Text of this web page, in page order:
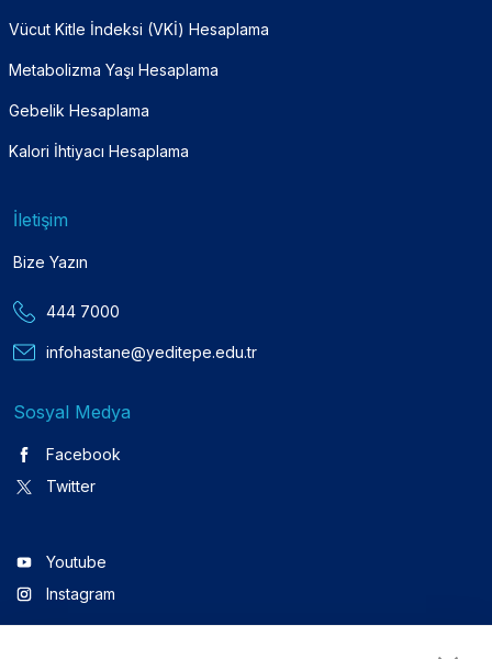
Vücut Kitle İndeksi (VKİ) Hesaplama
Metabolizma Yaşı Hesaplama
Gebelik Hesaplama
Kalori İhtiyacı Hesaplama
İletişim
Bize Yazın
444 7000
infohastane@yeditepe.edu.tr
Sosyal Medya
Facebook
Twitter
Youtube
Instagram